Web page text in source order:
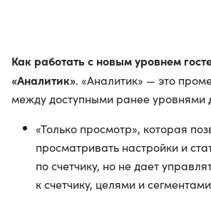
Как работать с новым уровнем
«Аналитик». «Аналитик» — это
между доступными ранее уровнями
«Только просмотр», которая
просматривать настройки и
по счетчику, но не дает
к счетчику, целями и